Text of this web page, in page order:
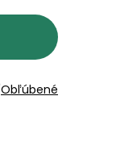
Obľúbené